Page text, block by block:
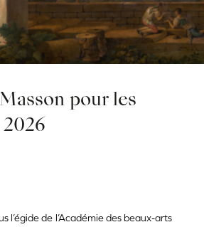
pour les
l’égide de l’Académie des beaux-arts